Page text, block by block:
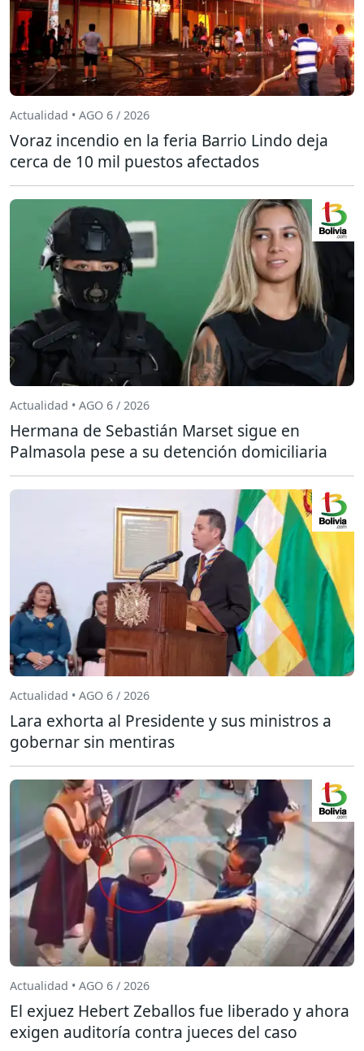
Actualidad • AGO 6 / 2026
Voraz incendio en la feria Barrio Lindo deja
cerca de 10 mil puestos afectados
Actualidad • AGO 6 / 2026
Hermana de Sebastián Marset sigue en
Palmasola pese a su detención domiciliaria
Actualidad • AGO 6 / 2026
Lara exhorta al Presidente y sus ministros a
gobernar sin mentiras
Actualidad • AGO 6 / 2026
El exjuez Hebert Zeballos fue liberado y ahora
exigen auditoría contra jueces del caso